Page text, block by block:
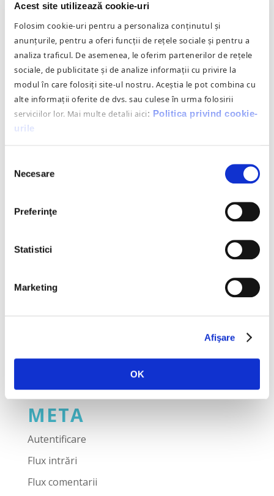
Acest site utilizează cookie-uri
Folosim cookie-uri pentru a personaliza conținutul și
anunțurile, pentru a oferi funcții de rețele sociale și pentru a
analiza traficul. De asemenea, le oferim partenerilor de rețele
sociale, de publicitate și de analize informații cu privire la
modul în care folosiți site-ul nostru. Aceștia le pot combina cu
alte informații oferite de dvs. sau culese în urma folosirii
serviciilor lor. Mai multe detalii aici: Politica privind cookie-
urile
consimțământului
Necesare
Preferinţe
Statistici
Marketing
Afişare
OK
ANSPDCP a sancționat Primăria Cluj-Napoca
pentru prelucrarea nelegală a datelor cu
caracter personal
ANSPDCP a amendat UBER Systems România
cu a amendă contravențională de 200.000 lei
COMENTARII
ARHIVE
ianuarie 2020
iulie 2018
martie 2018
Blog
META
Autentificare
Flux intrări
Flux comentarii